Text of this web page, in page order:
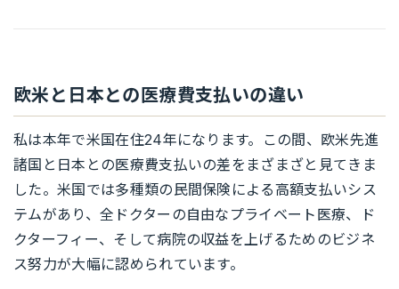
欧米と日本との医療費支払いの違い
私は本年で米国在住24年になります。この間、欧米先進
諸国と日本との医療費支払いの差をまざまざと見てきま
した。米国では多種類の民間保険による高額支払いシス
テムがあり、全ドクターの自由なプライベート医療、ド
クターフィー、そして病院の収益を上げるためのビジネ
ス努力が大幅に認められています。